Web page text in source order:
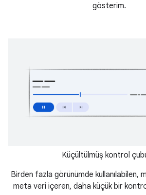
gösterim.
Küçültülmüş kontrol
Birden fazla görünümde kullanılabilen,
meta veri içeren, daha küçük bir